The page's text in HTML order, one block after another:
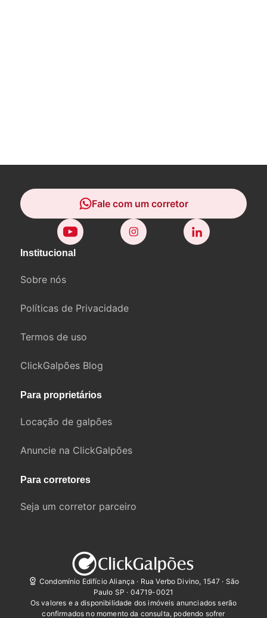
Institucional
Sobre nós
Políticas de Privacidade
Termos de uso
ClickGalpões Blog
Para proprietários
Locação de galpões
Anuncie na ClickGalpões
Para corretores
Seja um corretor parceiro
Fale com um corretor
Condomínio Edifício Aliança · Rua Verbo Divino, 1547 · São
Paulo SP · 04719-0021
Os valores e a disponibilidade dos imóveis anunciados serão
confirmados no momento da consulta, podendo sofrer